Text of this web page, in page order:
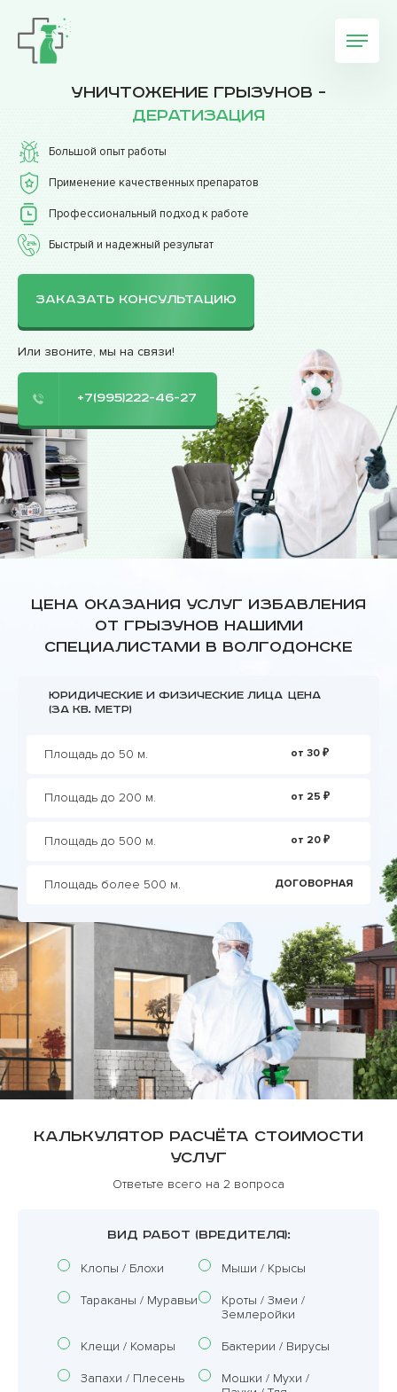
Уничтожение грызунов -
дератизация
Большой опыт работы
Применение качественных препаратов
Профессиональный подход к работе
Быстрый и надежный результат
ЗАКАЗАТЬ КОНСУЛЬТАЦИЮ
Или звоните, мы на связи!
+7(995)222-46-27
Цена оказания услуг избавления
от грызунов нашими
специалистами в Волгодонске
Юридические и физические лица
(за кв. метр)
Цена
Площадь до 50 м. от 30 ₽
Площадь до 200 м. от 25 ₽
Площадь до 500 м. от 20 ₽
Площадь более 500 м. ДОГОВОРНАЯ
Калькулятор расчёта стоимости
услуг
Ответьте всего на 2 вопроса
ВИД РАБОТ (ВРЕДИТЕЛЯ):
Клопы / Блохи Мыши / Крысы
Тараканы / Муравьи
Кроты / Змеи /
Землеройки
Клещи / Комары Бактерии / Вирусы
Запахи / Плесень
Мошки / Мухи /